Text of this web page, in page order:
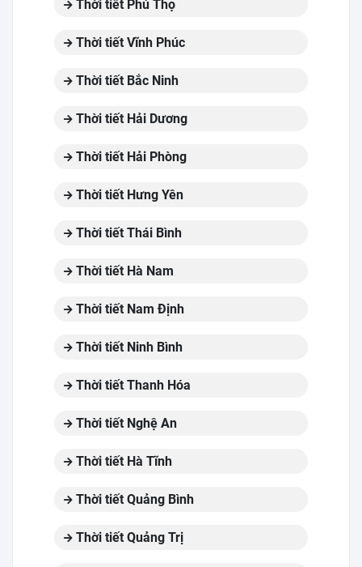
Thời tiết Phú Thọ
Thời tiết Vĩnh Phúc
Thời tiết Bắc Ninh
Thời tiết Hải Dương
Thời tiết Hải Phòng
Thời tiết Hưng Yên
Thời tiết Thái Bình
Thời tiết Hà Nam
Thời tiết Nam Định
Thời tiết Ninh Bình
Thời tiết Thanh Hóa
Thời tiết Nghệ An
Thời tiết Hà Tĩnh
Thời tiết Quảng Bình
Thời tiết Quảng Trị